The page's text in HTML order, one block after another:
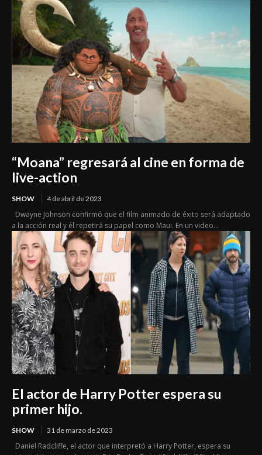
“Moana” regresará al cine en forma de
live-action
SHOW 4 de abril de 2023
Dwayne Johnson confirmó que el film animado de éxito será adaptado
a la acción real y él repetirá su papel como Maui. En un video...
El actor de Harry Potter espera su
primer hijo.
SHOW 31 de marzo de 2023
Daniel Radcliffe, el actor que interpretó a Harry Potter, espera su